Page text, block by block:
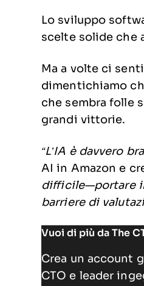
Lo sviluppo
scelte solide che
Ma a volte ci
dimentichiamo
che sembra folle
grandi vittorie.
“L’IA è davvero
AI in Amazon e
difficile—portare
barriere di
Vuoi di più da The
Crea un account
CTO e leader